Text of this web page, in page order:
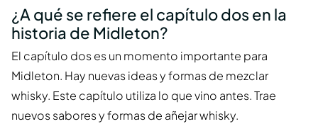
¿A qué se refiere el capítulo dos en la
historia de Midleton?
El capítulo dos es un momento importante para
Midleton. Hay nuevas ideas y formas de mezclar
whisky. Este capítulo utiliza lo que vino antes. Trae
nuevos sabores y formas de añejar whisky.